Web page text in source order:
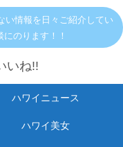
い情報を日々ご紹介してい
のります！！
いね!!
ハワイニュース
ハワイ美女